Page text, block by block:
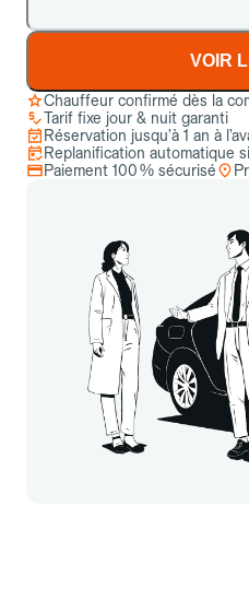
VOIR
Chauffeur confirmé dès la
Tarif fixe jour & nuit garanti
Réservation jusqu’à 1 an à
Replanification automatique
Paiement 100 % sécurisé